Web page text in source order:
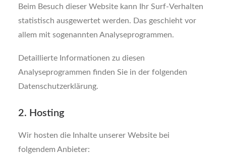
Beim Besuch dieser Website kann Ihr Surf-Verhalten
statistisch ausgewertet werden. Das geschieht vor
allem mit sogenannten Analyseprogrammen.
Detaillierte Informationen zu diesen
Analyseprogrammen finden Sie in der folgenden
Datenschutzerklärung.
2. Hosting
Wir hosten die Inhalte unserer Website bei
folgendem Anbieter: